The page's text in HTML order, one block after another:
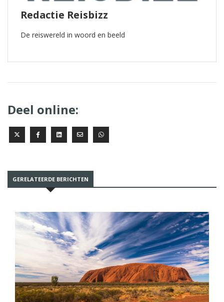
Redactie Reisbizz
De reiswereld in woord en beeld
Deel online:
GERELATEERDE BERICHTEN